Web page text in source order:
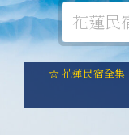
☆ 花蓮民宿全集